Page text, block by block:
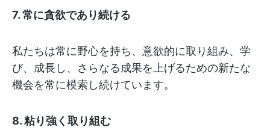
7. 常に貪欲であり続ける
私たちは常に野心を持ち、意欲的に取り組み、学
び、成長し、さらなる成果を上げるための新たな
機会を常に模索し続けています。
8. 粘り強く取り組む